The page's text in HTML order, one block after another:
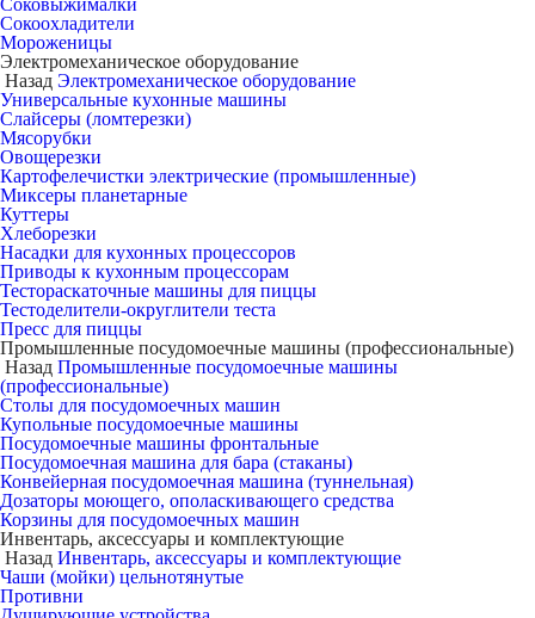
Соковыжималки
Сокоохладители
Мороженицы
Электромеханическое оборудование
Назад Электромеханическое оборудование
Универсальные кухонные машины
Слайсеры (ломтерезки)
Мясорубки
Овощерезки
Картофелечистки электрические (промышленные)
Миксеры планетарные
Куттеры
Хлеборезки
Насадки для кухонных процессоров
Приводы к кухонным процессорам
Тестораскаточные машины для пиццы
Тестоделители-округлители теста
Пресс для пиццы
Промышленные посудомоечные машины (профессиональные)
Назад Промышленные посудомоечные машины
(профессиональные)
Столы для посудомоечных машин
Купольные посудомоечные машины
Посудомоечные машины фронтальные
Посудомоечная машина для бара (стаканы)
Конвейерная посудомоечная машина (туннельная)
Дозаторы моющего, ополаскивающего средства
Корзины для посудомоечных машин
Инвентарь, аксессуары и комплектующие
Назад Инвентарь, аксессуары и комплектующие
Чаши (мойки) цельнотянутые
Противни